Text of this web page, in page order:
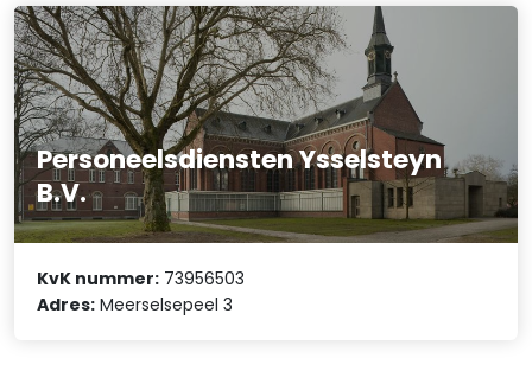
Personeelsdiensten Ysselsteyn
B.V.
KvK nummer: 73956503
Adres: Meerselsepeel 3